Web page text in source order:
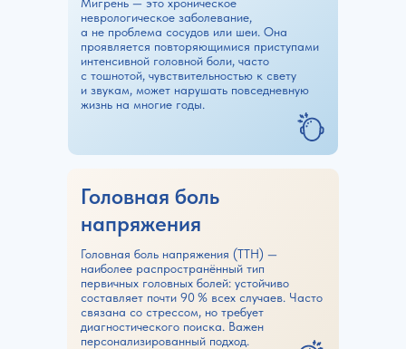
неврологическое заболевание,
а не проблема сосудов или шеи. Она
проявляется повторяющимися приступами
интенсивной головной боли, часто
с тошнотой, чувствительностью к свету
и звукам, может нарушать повседневную
жизнь на многие годы.
Головная боль напряжения (TTH) —
наиболее распространённый тип
первичных головных болей: устойчиво
составляет почти 90 % всех случаев. Часто
связана со стрессом, но требует
диагностического поиска. Важен
персонализированный подход.
Головная боль
напряжения